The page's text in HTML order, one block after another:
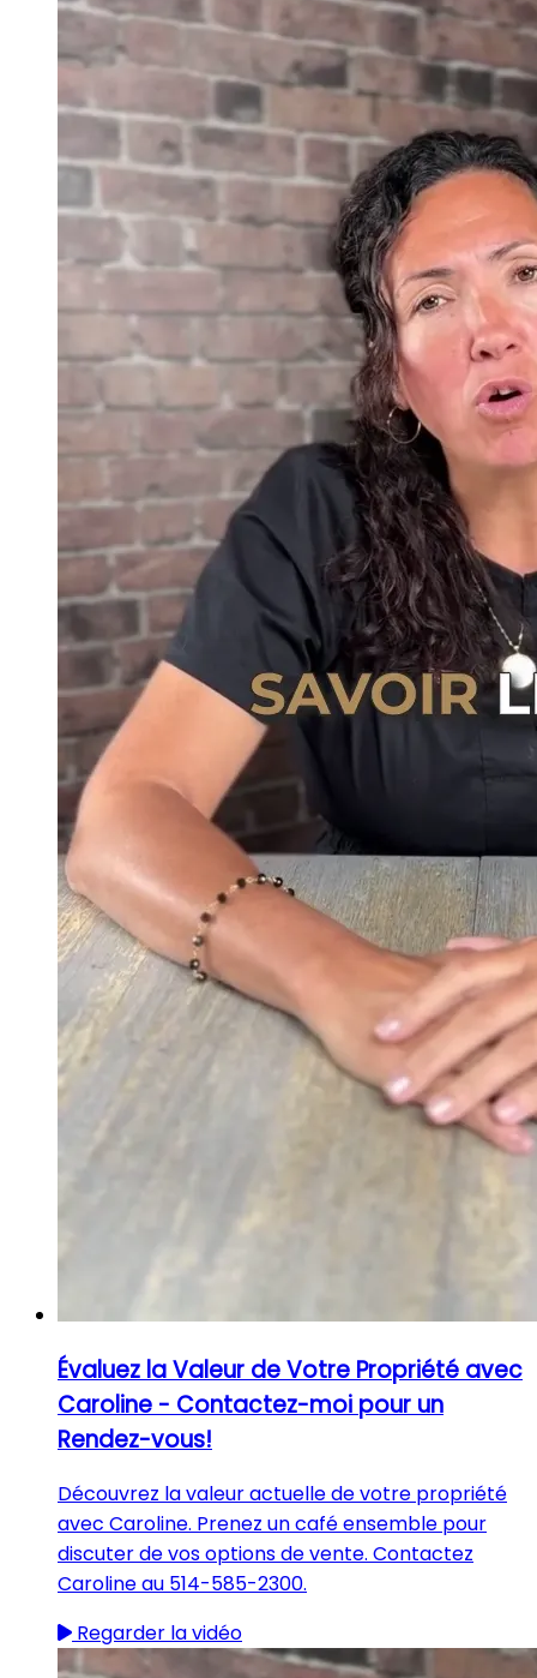
Évaluez la Valeur de Votre Propriété avec
Caroline - Contactez-moi pour un
Rendez-vous!
Découvrez la valeur actuelle de votre propriété
avec Caroline. Prenez un café ensemble pour
discuter de vos options de vente. Contactez
Caroline au 514-585-2300.
Regarder la vidéo